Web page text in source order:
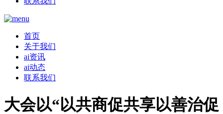
首页
关于我们
ai资讯
ai动态
联系我们
大会以“以共商促共享以善治促